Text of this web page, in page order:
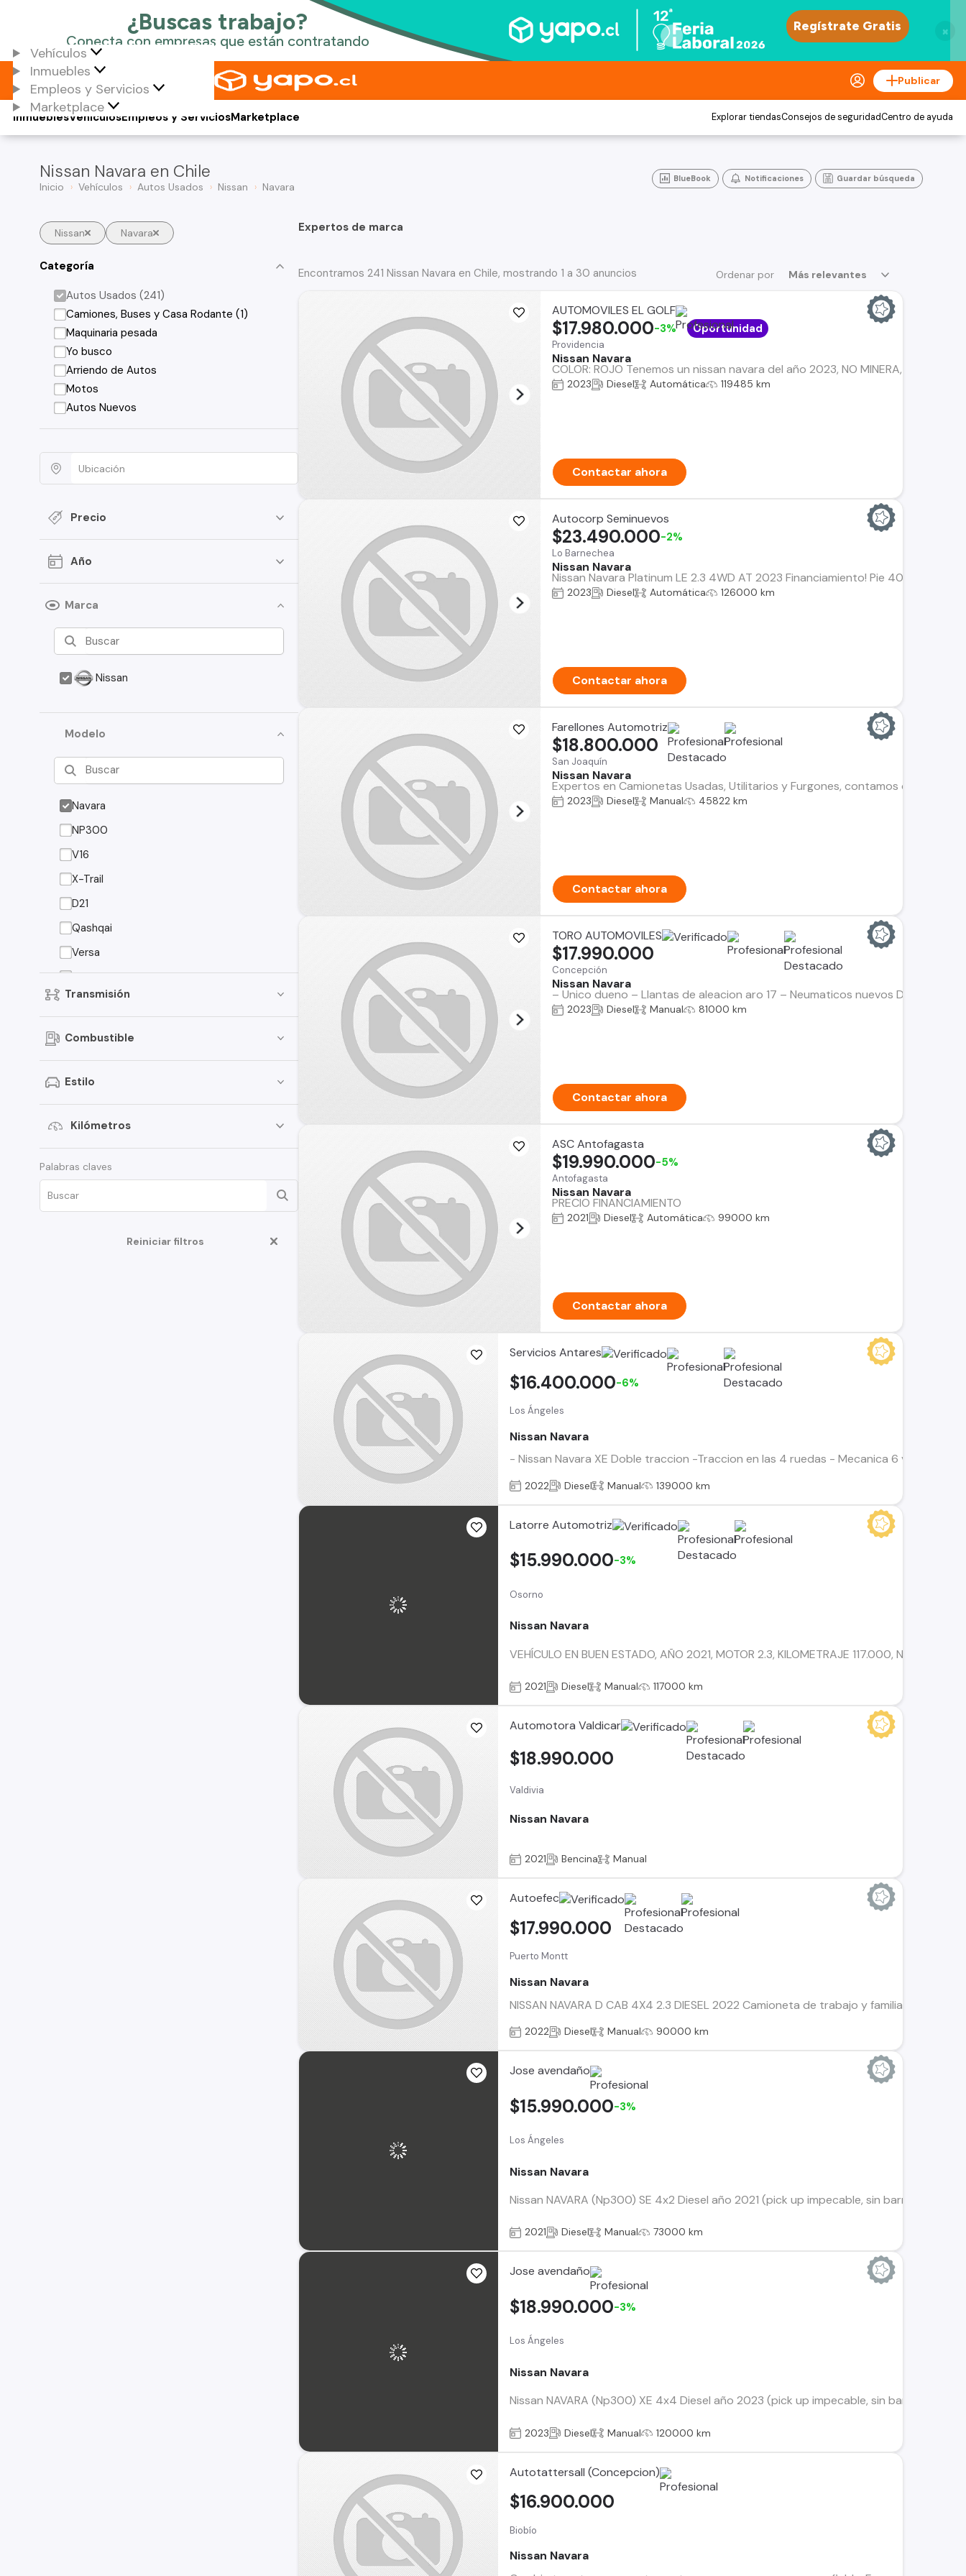
×
Vehículos
Inmuebles
Empleos y Servicios
Marketplace
Publicar
Vehículos
Inmuebles Empleos y ServiciosMarketplace Explorar tiendasConsejos de seguridadCentro de ayuda
Nissan Navara en Chile
Inicio Vehículos Autos Usados Nissan Navara
BlueBook Notificaciones Guardar búsqueda
Nissan Navara
Categoría
Autos Usados (241)
Camiones, Buses y Casa Rodante (1)
Maquinaria pesada
Yo busco
Arriendo de Autos
Motos
Autos Nuevos
Precio
Año
Marca
Nissan
Modelo
Navara
NP300
V16
X-Trail
D21
Qashqai
Versa
Kicks
Terrano
March
Tiida
Note
ALTIMA
D22
Transmisión
Combustible
Estilo
Kilómetros
Palabras claves
Reiniciar filtros
Expertos de marca
Ordenar por Más relevantes
Encontramos 241 Nissan Navara en Chile, mostrando 1 a 30 anuncios
AUTOMOVILES EL GOLF
Providencia
Nissan Navara
COLOR: ROJO Tenemos un nissan navara del año 2023, NO MINERA, UNICO
$17.980.000-3% Oportunidad
2023 Diesel Automática 119485 km
Contactar ahora
Autocorp Seminuevos
Lo Barnechea
Nissan Navara
Nissan Navara Platinum LE 2.3 4WD AT 2023 Financiamiento! Pie 40%
$23.490.000-2%
2023 Diesel Automática 126000 km
Contactar ahora
Farellones Automotriz
San Joaquín
Nissan Navara
Expertos en Camionetas Usadas, Utilitarios y Furgones, contamos con el
$18.800.000
2023 Diesel Manual 45822 km
Contactar ahora
TORO AUTOMOVILES
Concepción
Nissan Navara
– Unico dueno – Llantas de aleacion aro 17 – Neumaticos nuevos
$17.990.000
2023 Diesel Manual 81000 km
Contactar ahora
ASC Antofagasta
Antofagasta
Nissan Navara
PRECIO FINANCIAMIENTO
$19.990.000-5%
2021 Diesel Automática 99000 km
Contactar ahora
Servicios Antares
Los Ángeles
Nissan Navara
- Nissan Navara XE Doble traccion -Traccion en las 4 ruedas - Mecanica 6
$16.400.000-6%
2022 Diesel Manual 139000 km
Latorre Automotriz
Osorno
Nissan Navara
VEHÍCULO EN BUEN ESTADO, AÑO 2021, MOTOR 2.3, KILOMETRAJE 117.000,
$15.990.000-3%
2021 Diesel Manual 117000 km
Automotora Valdicar
Valdivia
Nissan Navara
$18.990.000
2021 Bencina Manual
Autoefec
Puerto Montt
Nissan Navara
NISSAN NAVARA D CAB 4X4 2.3 DIESEL 2022 Camioneta de trabajo y familia en
$17.990.000
2022 Diesel Manual 90000 km
Jose avendaño
Los Ángeles
Nissan Navara
Nissan NAVARA (Np300) SE 4x2 Diesel año 2021 (pick up impecable, sin barras interior
$15.990.000-3%
2021 Diesel Manual 73000 km
Jose avendaño
Los Ángeles
Nissan Navara
Nissan NAVARA (Np300) XE 4x4 Diesel año 2023 (pick up impecable, sin barras
$18.990.000-3%
2023 Diesel Manual 120000 km
Autotattersall (Concepcion)
Biobío
Nissan Navara
$16.900.000